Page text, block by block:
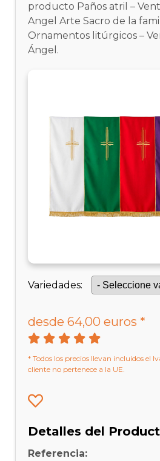
producto Paños atril –
Angel Arte Sacro de la
Ornamentos litúrgicos –
Ángel.
Variedades:
desde 64,00 euros *
* Todos los precios llevan incluidos el
cliente no pertenece a la UE.
Detalles del
Referencia: